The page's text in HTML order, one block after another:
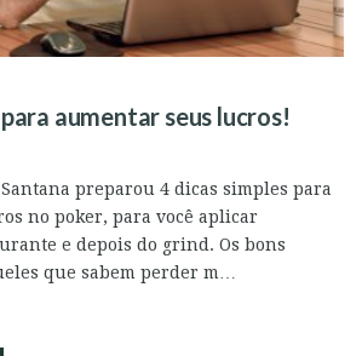
aumentar seus lucros!
preparou 4 dicas simples para
no poker, para você aplicar
e depois do grind. Os bons
que sabem perder m…